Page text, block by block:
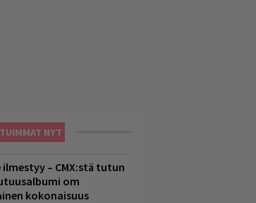
NYT
ilmestyy – CMX:stä tutun
om
kokonaisuus